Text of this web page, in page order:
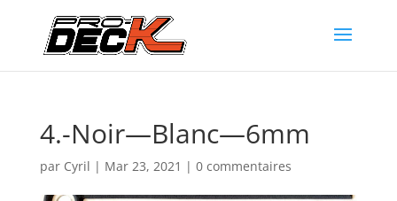
4.-Noir—Blanc—6mm
par Cyril | Mar 23, 2021 | 0 commentaires